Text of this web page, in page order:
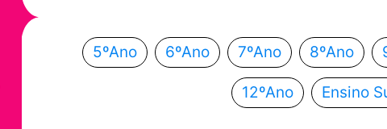
5ºAno 6ºAno 7ºAno 8ºAno
12ºAno Ensino